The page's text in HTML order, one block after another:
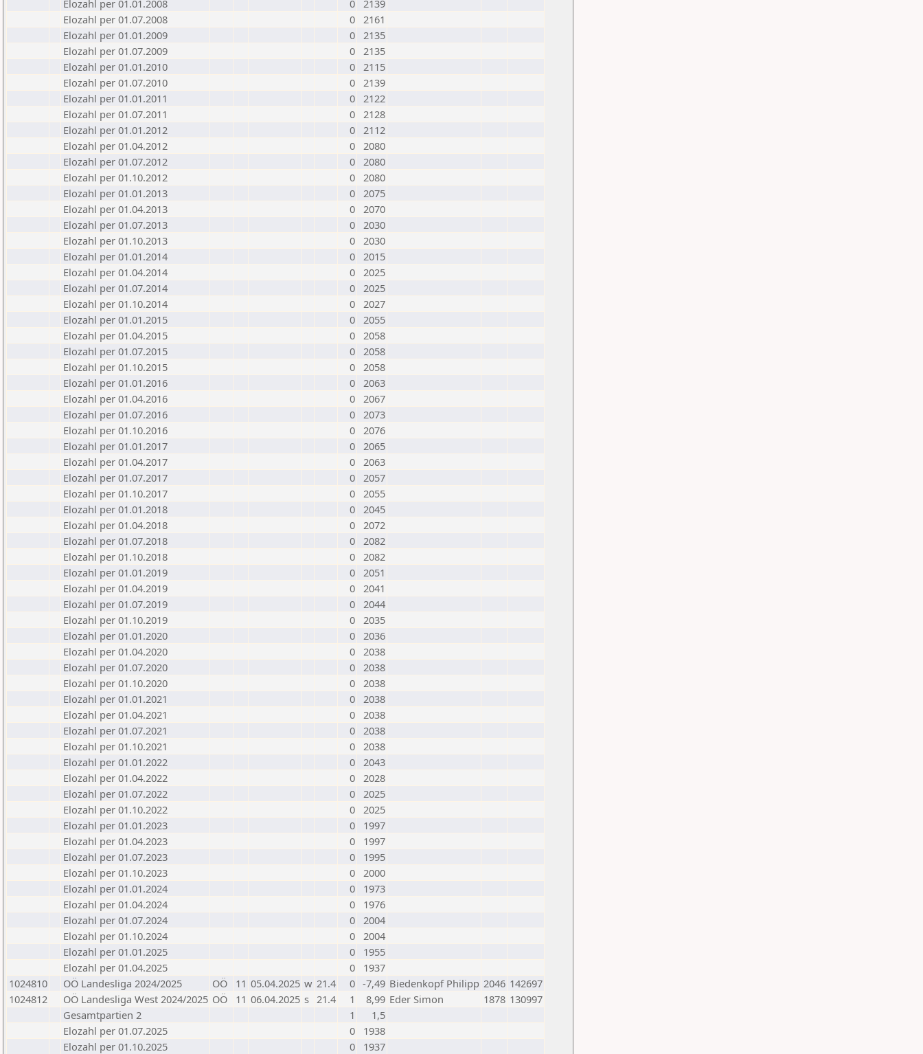
Elozahl per 01.01.2008
0 2139
Elozahl per 01.07.2008
0 2161
Elozahl per 01.01.2009
0 2135
Elozahl per 01.07.2009
0 2135
Elozahl per 01.01.2010
0 2115
Elozahl per 01.07.2010
0 2139
Elozahl per 01.01.2011
0 2122
Elozahl per 01.07.2011
0 2128
Elozahl per 01.01.2012
0 2112
Elozahl per 01.04.2012
0 2080
Elozahl per 01.07.2012
0 2080
Elozahl per 01.10.2012
0 2080
Elozahl per 01.01.2013
0 2075
Elozahl per 01.04.2013
0 2070
Elozahl per 01.07.2013
0 2030
Elozahl per 01.10.2013
0 2030
Elozahl per 01.01.2014
0 2015
Elozahl per 01.04.2014
0 2025
Elozahl per 01.07.2014
0 2025
Elozahl per 01.10.2014
0 2027
Elozahl per 01.01.2015
0 2055
Elozahl per 01.04.2015
0 2058
Elozahl per 01.07.2015
0 2058
Elozahl per 01.10.2015
0 2058
Elozahl per 01.01.2016
0 2063
Elozahl per 01.04.2016
0 2067
Elozahl per 01.07.2016
0 2073
Elozahl per 01.10.2016
0 2076
Elozahl per 01.01.2017
0 2065
Elozahl per 01.04.2017
0 2063
Elozahl per 01.07.2017
0 2057
Elozahl per 01.10.2017
0 2055
Elozahl per 01.01.2018
0 2045
Elozahl per 01.04.2018
0 2072
Elozahl per 01.07.2018
0 2082
Elozahl per 01.10.2018
0 2082
Elozahl per 01.01.2019
0 2051
Elozahl per 01.04.2019
0 2041
Elozahl per 01.07.2019
0 2044
Elozahl per 01.10.2019
0 2035
Elozahl per 01.01.2020
0 2036
Elozahl per 01.04.2020
0 2038
Elozahl per 01.07.2020
0 2038
Elozahl per 01.10.2020
0 2038
Elozahl per 01.01.2021
0 2038
Elozahl per 01.04.2021
0 2038
Elozahl per 01.07.2021
0 2038
Elozahl per 01.10.2021
0 2038
Elozahl per 01.01.2022
0 2043
Elozahl per 01.04.2022
0 2028
Elozahl per 01.07.2022
0 2025
Elozahl per 01.10.2022
0 2025
Elozahl per 01.01.2023
0
1997
Elozahl per 01.04.2023
0
1997
Elozahl per 01.07.2023
0
1995
Elozahl per 01.10.2023
0 2000
Elozahl per 01.01.2024
0
1973
Elozahl per 01.04.2024
0
1976
Elozahl per 01.07.2024
0 2004
Elozahl per 01.10.2024
0 2004
Elozahl per 01.01.2025
0
1955
Elozahl per 01.04.2025
0
1937
1024810
OÖ Landesliga 2024/2025 OÖ 11 05.04.2025 w 21.4 0 -7,49 Biedenkopf Philipp 2046 142697
1024812
OÖ Landesliga West 2024/2025 OÖ 11 06.04.2025 s 21.4 1 8,99 Eder Simon 1878 130997
Gesamtpartien 2
1
1,5
Elozahl per 01.07.2025
0
1938
Elozahl per 01.10.2025
0 1937